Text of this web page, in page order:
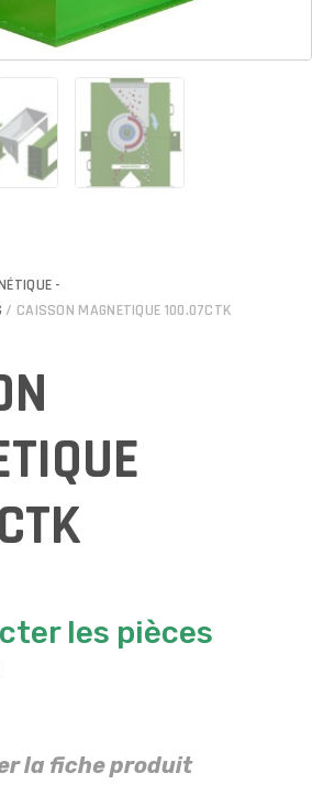
-
/ CAISSON MAGNETIQUE 100.07CTK
les pièces
la fiche produit